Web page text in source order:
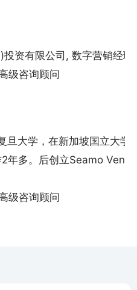
资有限公司, 数字营销经
级咨询顾问
旦大学，在新加坡国立大学
年多。后创立Seamo
级咨询顾问